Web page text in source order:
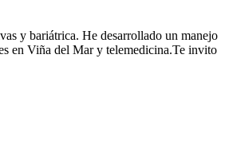
y bariátrica. He desarrollado un manejo
en Viña del Mar y telemedicina.Te invito